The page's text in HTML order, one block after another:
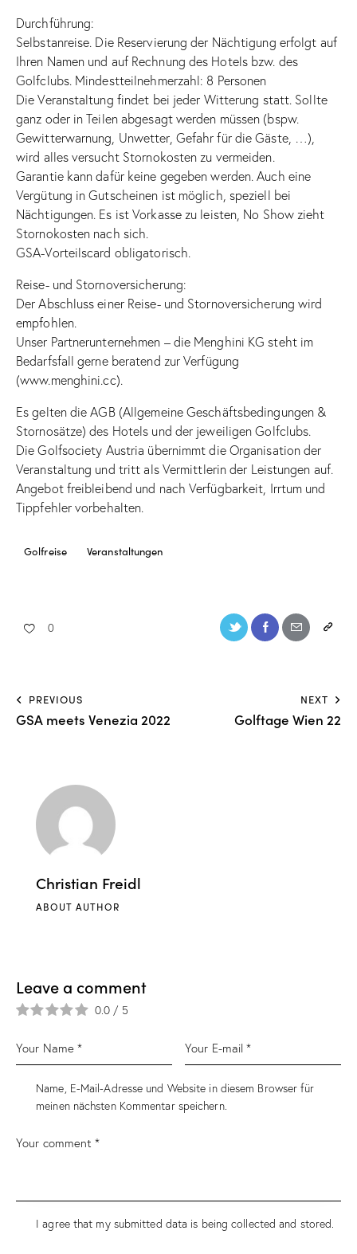
Durchführung:
Selbstanreise. Die Reservierung der Nächtigung erfolgt auf
Ihren Namen und auf Rechnung des Hotels bzw. des
Golfclubs. Mindestteilnehmerzahl: 8 Personen
Die Veranstaltung findet bei jeder Witterung statt. Sollte
ganz oder in Teilen abgesagt werden müssen (bspw.
Gewitterwarnung, Unwetter, Gefahr für die Gäste, …),
wird alles versucht Stornokosten zu vermeiden.
Garantie kann dafür keine gegeben werden. Auch eine
Vergütung in Gutscheinen ist möglich, speziell bei
Nächtigungen. Es ist Vorkasse zu leisten, No Show zieht
Stornokosten nach sich.
GSA-Vorteilscard obligatorisch.
Reise- und Stornoversicherung:
Der Abschluss einer Reise- und Stornoversicherung wird
empfohlen.
Unser Partnerunternehmen – die Menghini KG steht im
Bedarfsfall gerne beratend zur Verfügung
(www.menghini.cc).
Es gelten die AGB (Allgemeine Geschäftsbedingungen &
Stornosätze) des Hotels und der jeweiligen Golfclubs.
Die Golfsociety Austria übernimmt die Organisation der
Veranstaltung und tritt als Vermittlerin der Leistungen auf.
Angebot freibleibend und nach Verfügbarkeit, Irrtum und
Tippfehler vorbehalten.
Golfreise Veranstaltungen
0
PREVIOUS
GSA meets Venezia 2022
NEXT
Golftage Wien 22
Christian Freidl
ABOUT AUTHOR
Leave a comment
0.0 / 5
Name, E-Mail-Adresse und Website in diesem Browser für
meinen nächsten Kommentar speichern.
I agree that my submitted data is being collected and stored.